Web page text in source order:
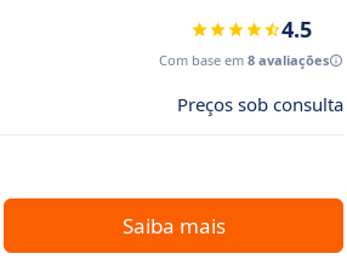
4.5
Com base em 8 avaliações
Preços sob consulta
Saiba mais